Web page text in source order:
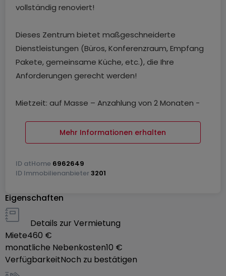
vollständig renoviert!
Dieses Zentrum bietet maßgeschneiderte
Dienstleistungen (Büros, Konferenzraum, Empfang
Pakete, gemeinsame Küche, etc.), die Ihre
Anforderungen gerecht werden!
Mietzeit: auf Masse – Anzahlung von 2 Monaten -
Heizung inklusive (Bereitstellung von 10 € / Monat
extra) - KEINE Mehrwertsteuer Option
Weitere Informationen über die Verfügbarkeit und
+352 621 553 070 oder info@home-in.lu
Mehr Informationen erhalten
ID atHome 6962649
ID Immobilienanbieter3201
Eigenschaften
Details zur Vermietung
Miete460 €
monatliche Nebenkosten10 €
VerfügbarkeitNoch zu bestätigen